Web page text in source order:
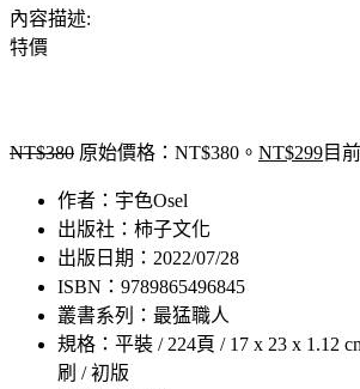
內容描述:
特價
NT$380 原始價格：NT$380。 NT$299目
作者：宇色Osel
出版社：柿子文化
出版日期：2022/07/28
ISBN：9789865496845
叢書系列：最猛職人
規格：平裝 / 224頁 / 17 x 23 x 1.12
刷 / 初版